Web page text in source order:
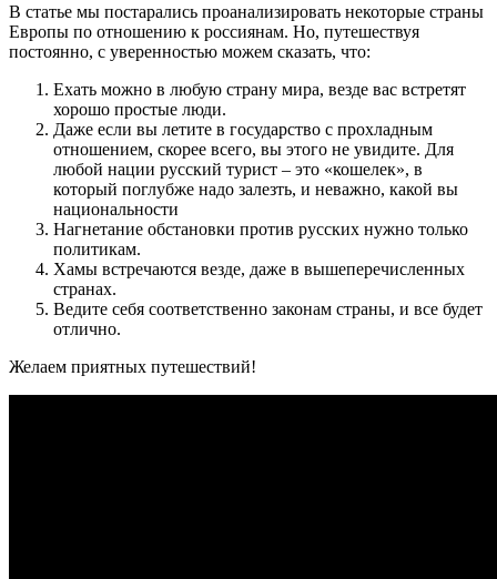
В статье мы постарались проанализировать некоторые страны
Европы по отношению к россиянам. Но, путешествуя
постоянно, с уверенностью можем сказать, что:
Ехать можно в любую страну мира, везде вас встретят
хорошо простые люди.
Даже если вы летите в государство с прохладным
отношением, скорее всего, вы этого не увидите. Для
любой нации русский турист – это «кошелек», в
который поглубже надо залезть, и неважно, какой вы
национальности
Нагнетание обстановки против русских нужно только
политикам.
Хамы встречаются везде, даже в вышеперечисленных
странах.
Ведите себя соответственно законам страны, и все будет
отлично.
Желаем приятных путешествий!